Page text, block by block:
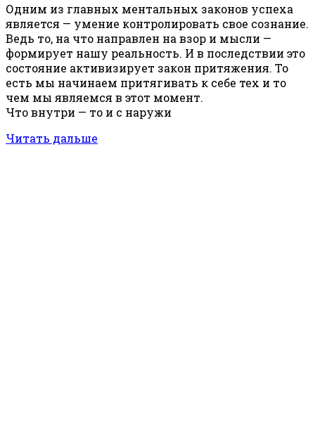
Одним из главных ментальных законов успеха
является — умение контролировать свое сознание.
Ведь то, на что направлен на взор и мысли —
формирует нашу реальность. И в последствии это
состояние активизирует закон притяжения. То
есть мы начинаем притягивать к себе тех и то
чем мы являемся в этот момент.
Что внутри — то и с наружи
Читать дальше